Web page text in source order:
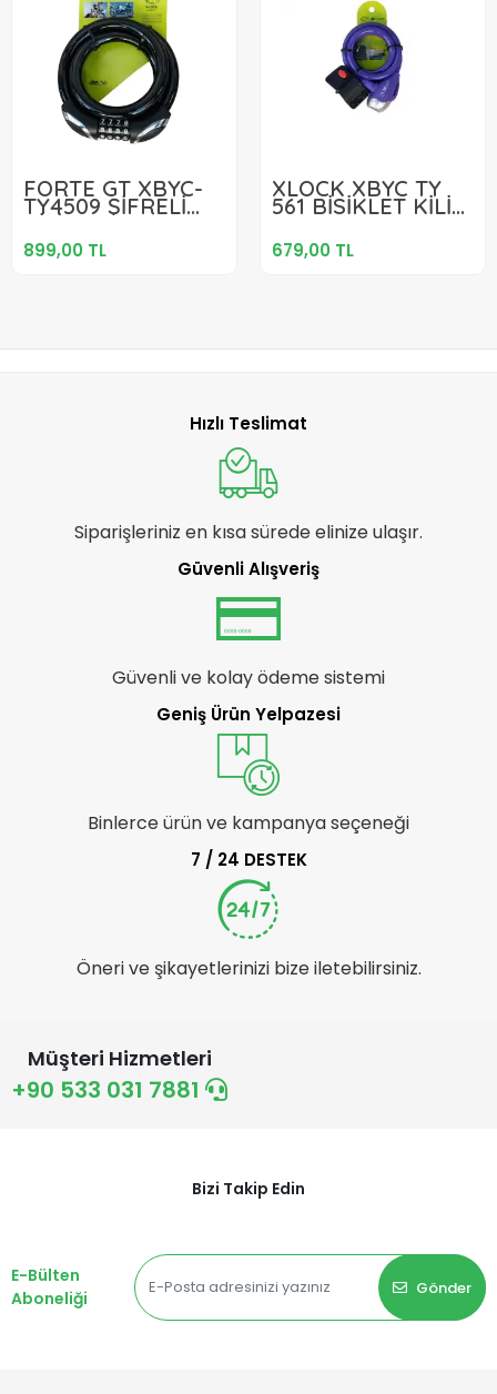
FORTE GT XBYC-
TY4509 ŞİFRELİ
KİLİT 14X900MM
SİYAH
899,00 TL
Sepete Ekle
XLOCK XBYC TY
561 BİSİKLET KİLİT
ANAHTARLI HALAT
8X1300MM TEX561
MOR
679,00 TL
Sepete Ekle
Hızlı Teslimat
Siparişleriniz en kısa sürede elinize ulaşır.
Güvenli Alışveriş
Güvenli ve kolay ödeme sistemi
Geniş Ürün Yelpazesi
Binlerce ürün ve kampanya seçeneği
7 / 24 DESTEK
Öneri ve şikayetlerinizi bize iletebilirsiniz.
Müşteri Hizmetleri
+90 533 031 7881
Bizi Takip Edin
E-Bülten
Aboneliği
Gönder